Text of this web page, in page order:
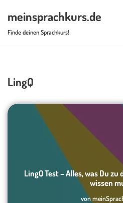
meinsprachkurs.de
Finde deinen Sprachkurs!
LingQ
LingQ Test – Alles, was Du
wissen
von